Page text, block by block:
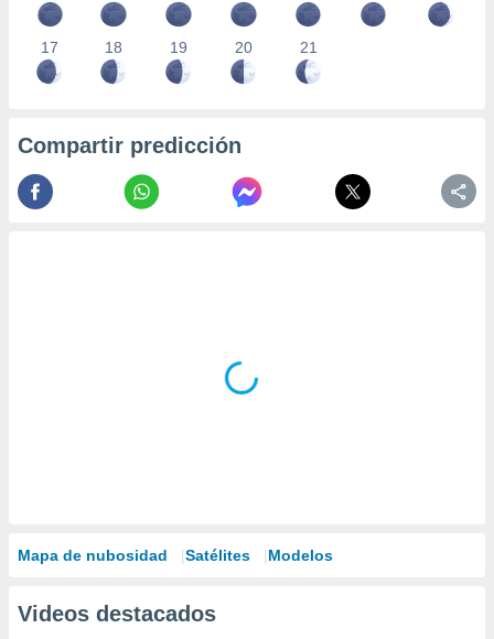
17 18 19 20 21
Compartir predicción
Mapa de nubosidad Satélites Modelos
Videos destacados